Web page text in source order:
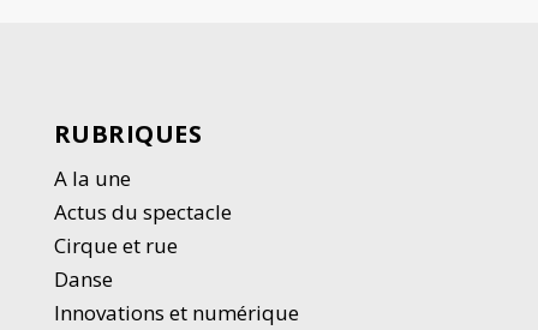
RUBRIQUES
A la une
Actus du spectacle
Cirque et rue
Danse
Innovations et numérique